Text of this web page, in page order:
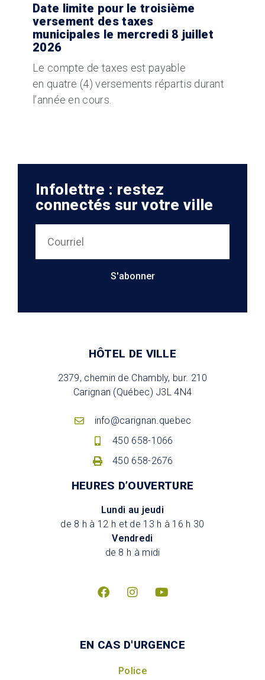
Date limite pour le troisième
versement des taxes
municipales le mercredi 8 juillet
2026
Le compte de taxes est payable
en quatre (4) versements répartis durant
l’année en cours.
Infolettre : restez
connectés sur votre ville
S'abonner
HÔTEL DE VILLE
2379, chemin de Chambly, bur. 210
Carignan (Québec) J3L 4N4
info@carignan.quebec
450 658-1066
450 658-2676
HEURES D’OUVERTURE
Lundi au jeudi
de 8 h à 12 h et de 13 h à 16 h 30
Vendredi
de 8 h à midi
EN CAS D'URGENCE
Police